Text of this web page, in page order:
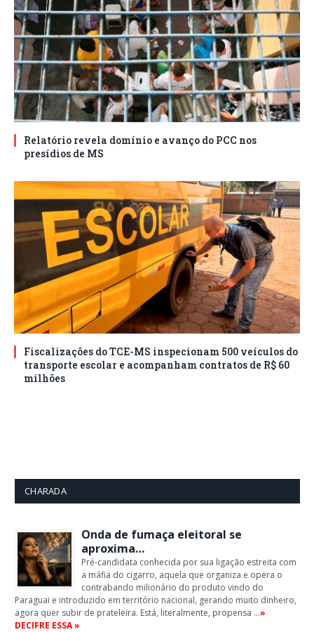
Relatório revela domínio e avanço do PCC nos
presídios de MS
Fiscalizações do TCE-MS inspecionam 500 veículos do
transporte escolar e acompanham contratos de R$ 60
milhões
CHARADA
Onda de fumaça eleitoral se
aproxima…
Pré-candidata conhecida por sua ligação estreita com
a máfia do cigarro, aquela que organiza e opera o
contrabando milionário do produto vindo do
Paraguai e introduzido em território nacional, gerando muito dinheiro,
agora quer subir de prateleira. Está, literalmente, propensa …»
DECIFRE ESSA »